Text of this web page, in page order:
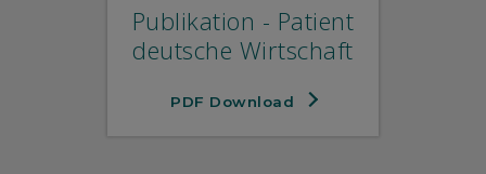
Publikation - Patient
deutsche Wirtschaft
PDF Download